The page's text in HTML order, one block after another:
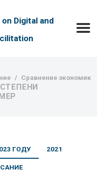
Digital and
Сравнение экономик
ГОДУ 2021